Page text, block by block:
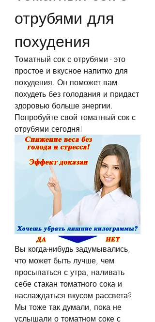
отрубями для
похудения
Томатный сок с отрубями - это
простое и вкусное напитко для
похудения. Он поможет вам
похудеть без голодания и придаст
здоровью больше энергии.
Попробуйте свой томатный сок с
отрубями сегодня!
Вы когда-нибудь задумывались,
что может быть лучше, чем
просыпаться с утра, наливать
себе стакан томатного сока и
наслаждаться вкусом рассвета?
Мы тоже так думали, пока не
услышали о томатном соке с